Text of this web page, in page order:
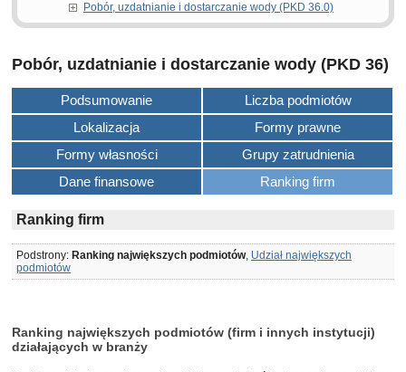
Pobór, uzdatnianie i dostarczanie wody (PKD 36.0)
Pobór, uzdatnianie i dostarczanie wody (PKD 36)
Podsumowanie
Liczba podmiotów
Lokalizacja
Formy prawne
Formy własności
Grupy zatrudnienia
Dane finansowe
Ranking firm
Ranking firm
Podstrony: Ranking największych podmiotów, Udział największych
podmiotów
Ranking największych podmiotów (firm i innych instytucji)
działających w branży